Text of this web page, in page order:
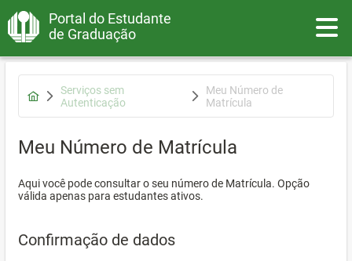
Portal do Estudante
de Graduação
Serviços sem
Autenticação
Meu Número de
Matrícula
Meu Número de Matrícula
Aqui você pode consultar o seu número de Matrícula. Opção
válida apenas para estudantes ativos.
Confirmação de dados